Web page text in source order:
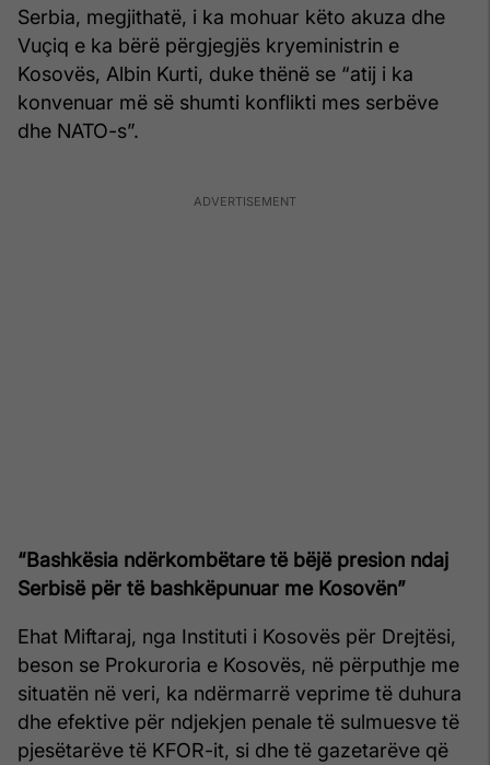
Serbia, megjithatë, i ka mohuar këto akuza dhe
Vuçiq e ka bërë përgjegjës kryeministrin e
Kosovës, Albin Kurti, duke thënë se “atij i ka
konvenuar më së shumti konflikti mes serbëve
dhe NATO-s”.
“Bashkësia ndërkombëtare të bëjë presion ndaj
Serbisë për të bashkëpunuar me Kosovën”
Ehat Miftaraj, nga Instituti i Kosovës për Drejtësi,
beson se Prokuroria e Kosovës, në përputhje me
situatën në veri, ka ndërmarrë veprime të duhura
dhe efektive për ndjekjen penale të sulmuesve të
pjesëtarëve të KFOR-it, si dhe të gazetarëve që